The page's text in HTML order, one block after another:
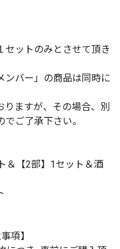
セットのみとさせて頂き
ンバー」の商品は同時に
りますが、その場合、別
ご了承下さい。
＆【2部】1セット＆酒
項】